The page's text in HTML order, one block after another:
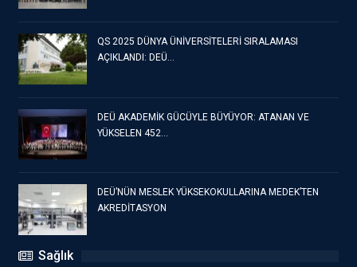
QS 2025 DÜNYA ÜNİVERSİTELERİ SIRALAMASI
AÇIKLANDI: DEÜ…
DEÜ AKADEMİK GÜCÜYLE BÜYÜYOR: ATANAN VE
YÜKSELEN 452…
DEÜ’NÜN MESLEK YÜKSEKOKULLARINA MEDEK’TEN
AKREDİTASYON
Sağlık